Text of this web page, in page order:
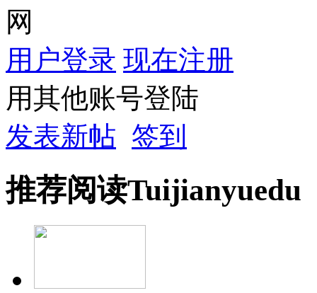
网
用户登录 现在注册
用其他账号登陆
发表新帖 签到
推荐阅读Tuijianyuedu